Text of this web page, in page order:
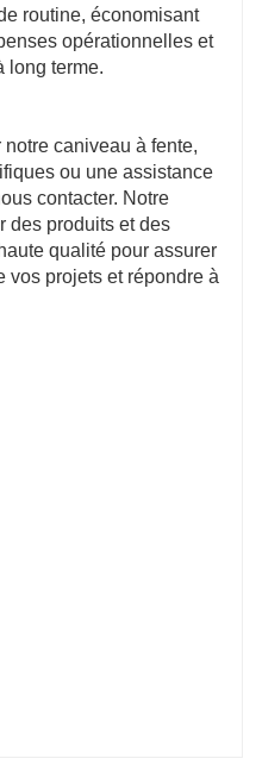
routine, économisant
opérationnelles et
long terme.
caniveau à fente,
ou une assistance
contacter. Notre
des produits et des
qualité pour assurer
vos projets et répondre à